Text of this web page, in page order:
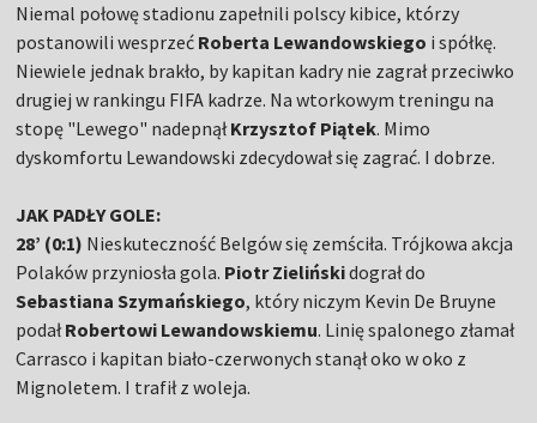
Niemal połowę stadionu zapełnili polscy kibice, którzy
postanowili wesprzeć Roberta Lewandowskiego i spółkę.
Niewiele jednak brakło, by kapitan kadry nie zagrał przeciwko
drugiej w rankingu FIFA kadrze. Na wtorkowym treningu na
stopę "Lewego" nadepnąłKrzysztof Piątek. Mimo
dyskomfortu Lewandowski zdecydował się zagrać. I dobrze.
JAK PADŁY GOLE:
28’ (0:1) Nieskuteczność Belgów się zemściła. Trójkowa akcja
Polaków przyniosła gola. Piotr Zielińskidograł do
Sebastiana Szymańskiego, który niczym Kevin De Bruyne
podałRobertowi Lewandowskiemu. Linię spalonego złamał
Carrasco i kapitan biało-czerwonych stanął oko w oko z
Mignoletem. I trafił z woleja.